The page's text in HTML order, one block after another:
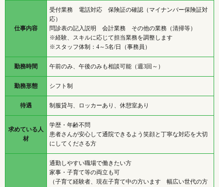
仕事内容
受付業務 電話対応 保険証の確認（マイナンバー保険証対
応）
問診表の記入説明 会計業務 その他の業務（清掃等）
※経験、スキルに応じて担当業務を調整します
※スタッフ体制：4～5名/日（事務員）
勤務時間 午前のみ、午後のみも相談可能（週3回～）
勤務形態 シフト制
待遇 制服貸与、ロッカーあり、休憩室あり
求めている人
材
学歴・年齢不問
患者さんが安心して通院できるよう笑顔と丁寧な対応を大切
にしてくださる方
通勤しやすい職場で働きたい方
家事・子育て等の両立も可
（子育て経験者、現在子育て中の方います 幅広い世代の方